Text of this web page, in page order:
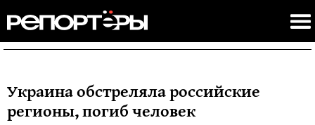
Украина обстреляла российские
регионы, погиб человек